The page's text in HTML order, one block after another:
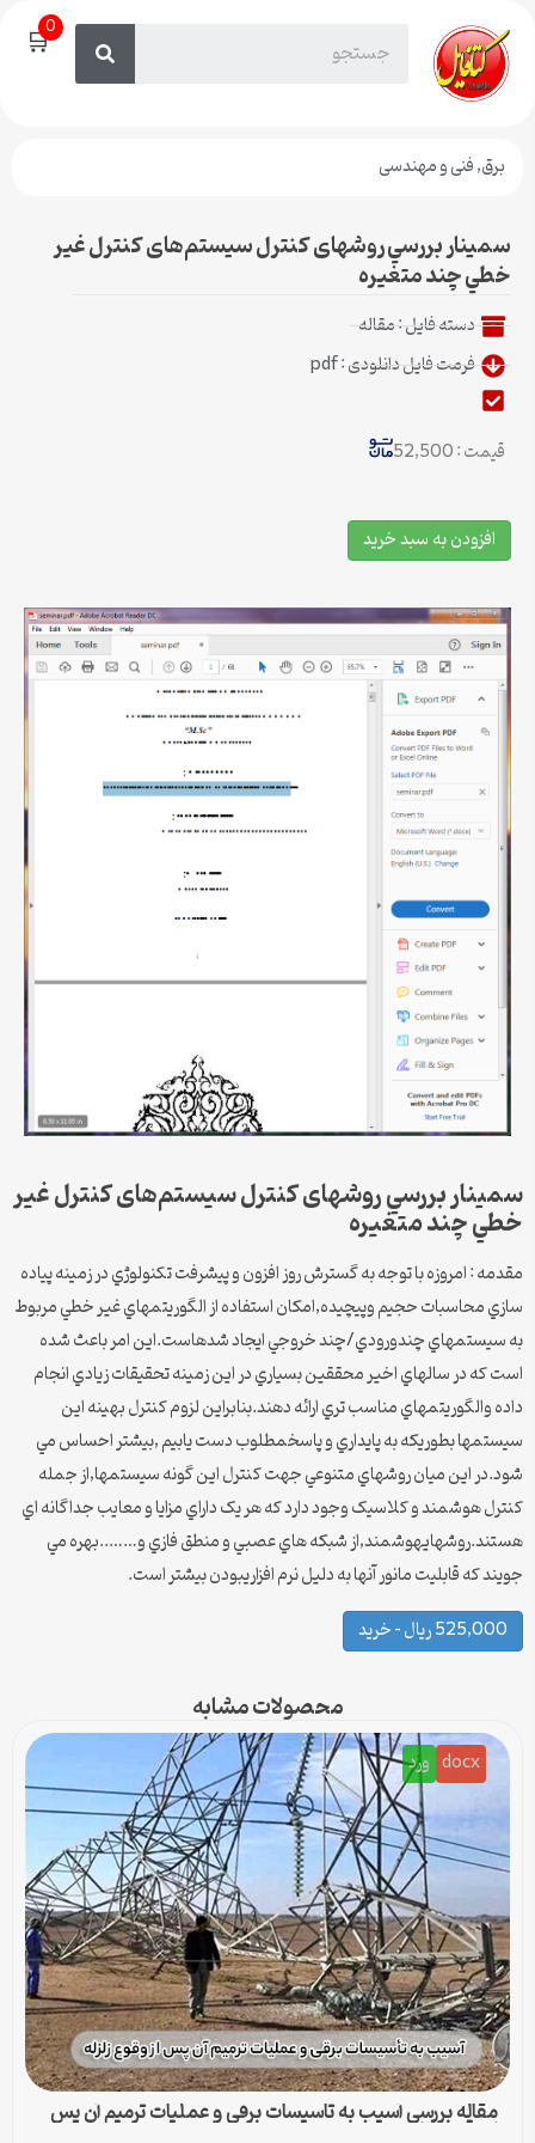
🛒0
برق,فنی و مهندسی
سمینار بررسي روشهای کنترل سيستم‌های کنترل غير
خطي چند متغيره
دسته فایل :مقاله
فرمت فایل دانلودی : pdf
قیمت : 52,500
افزودن به سبد خرید
سمینار بررسي روشهای کنترل سيستم‌های کنترل غير
خطي چند متغيره
مقدمه : امروزه با توجه به گسترش روز افزون و پيشرفت تکنولوژي در زمينه پياده
سازي محاسبات حجيم وپيچيده,امکان استفاده از الگوريتمهاي غير خطي مربوط
به سيستمهاي چندورودي/چند خروجي ايجاد شدهاست.اين امر باعث شده
است که در سالهاي اخير محققين بسياري در اين زمينه تحقيقات زيادي انجام
داده والگوريتمهاي مناسب تري ارائه دهند.بنابراين لزوم کنترل بهينه اين
سيستمها بطوريکه به پايداري و پاسخمطلوب دست يابيم ,بيشتر احساس مي
شود.در اين ميان روشهاي متنوعي جهت کنترل اين گونه سيستمها,از جمله
کنترل هوشمند و کلاسيک وجود دارد که هر يک داراي مزايا و معايب جداگانه اي
هستند.روشهايهوشمند,از شبکه هاي عصبي و منطق فازي و……..بهره مي
جويند که قابليت مانور آنها به دليل نرم افزاريبودن بيشتر است.
525,000 ریال – خرید
محصولات مشابه
docx ورد
مقاله بررسی آسيب به تاسيسات برقي و عمليات ترميم آن پس
از وقوع زلزله